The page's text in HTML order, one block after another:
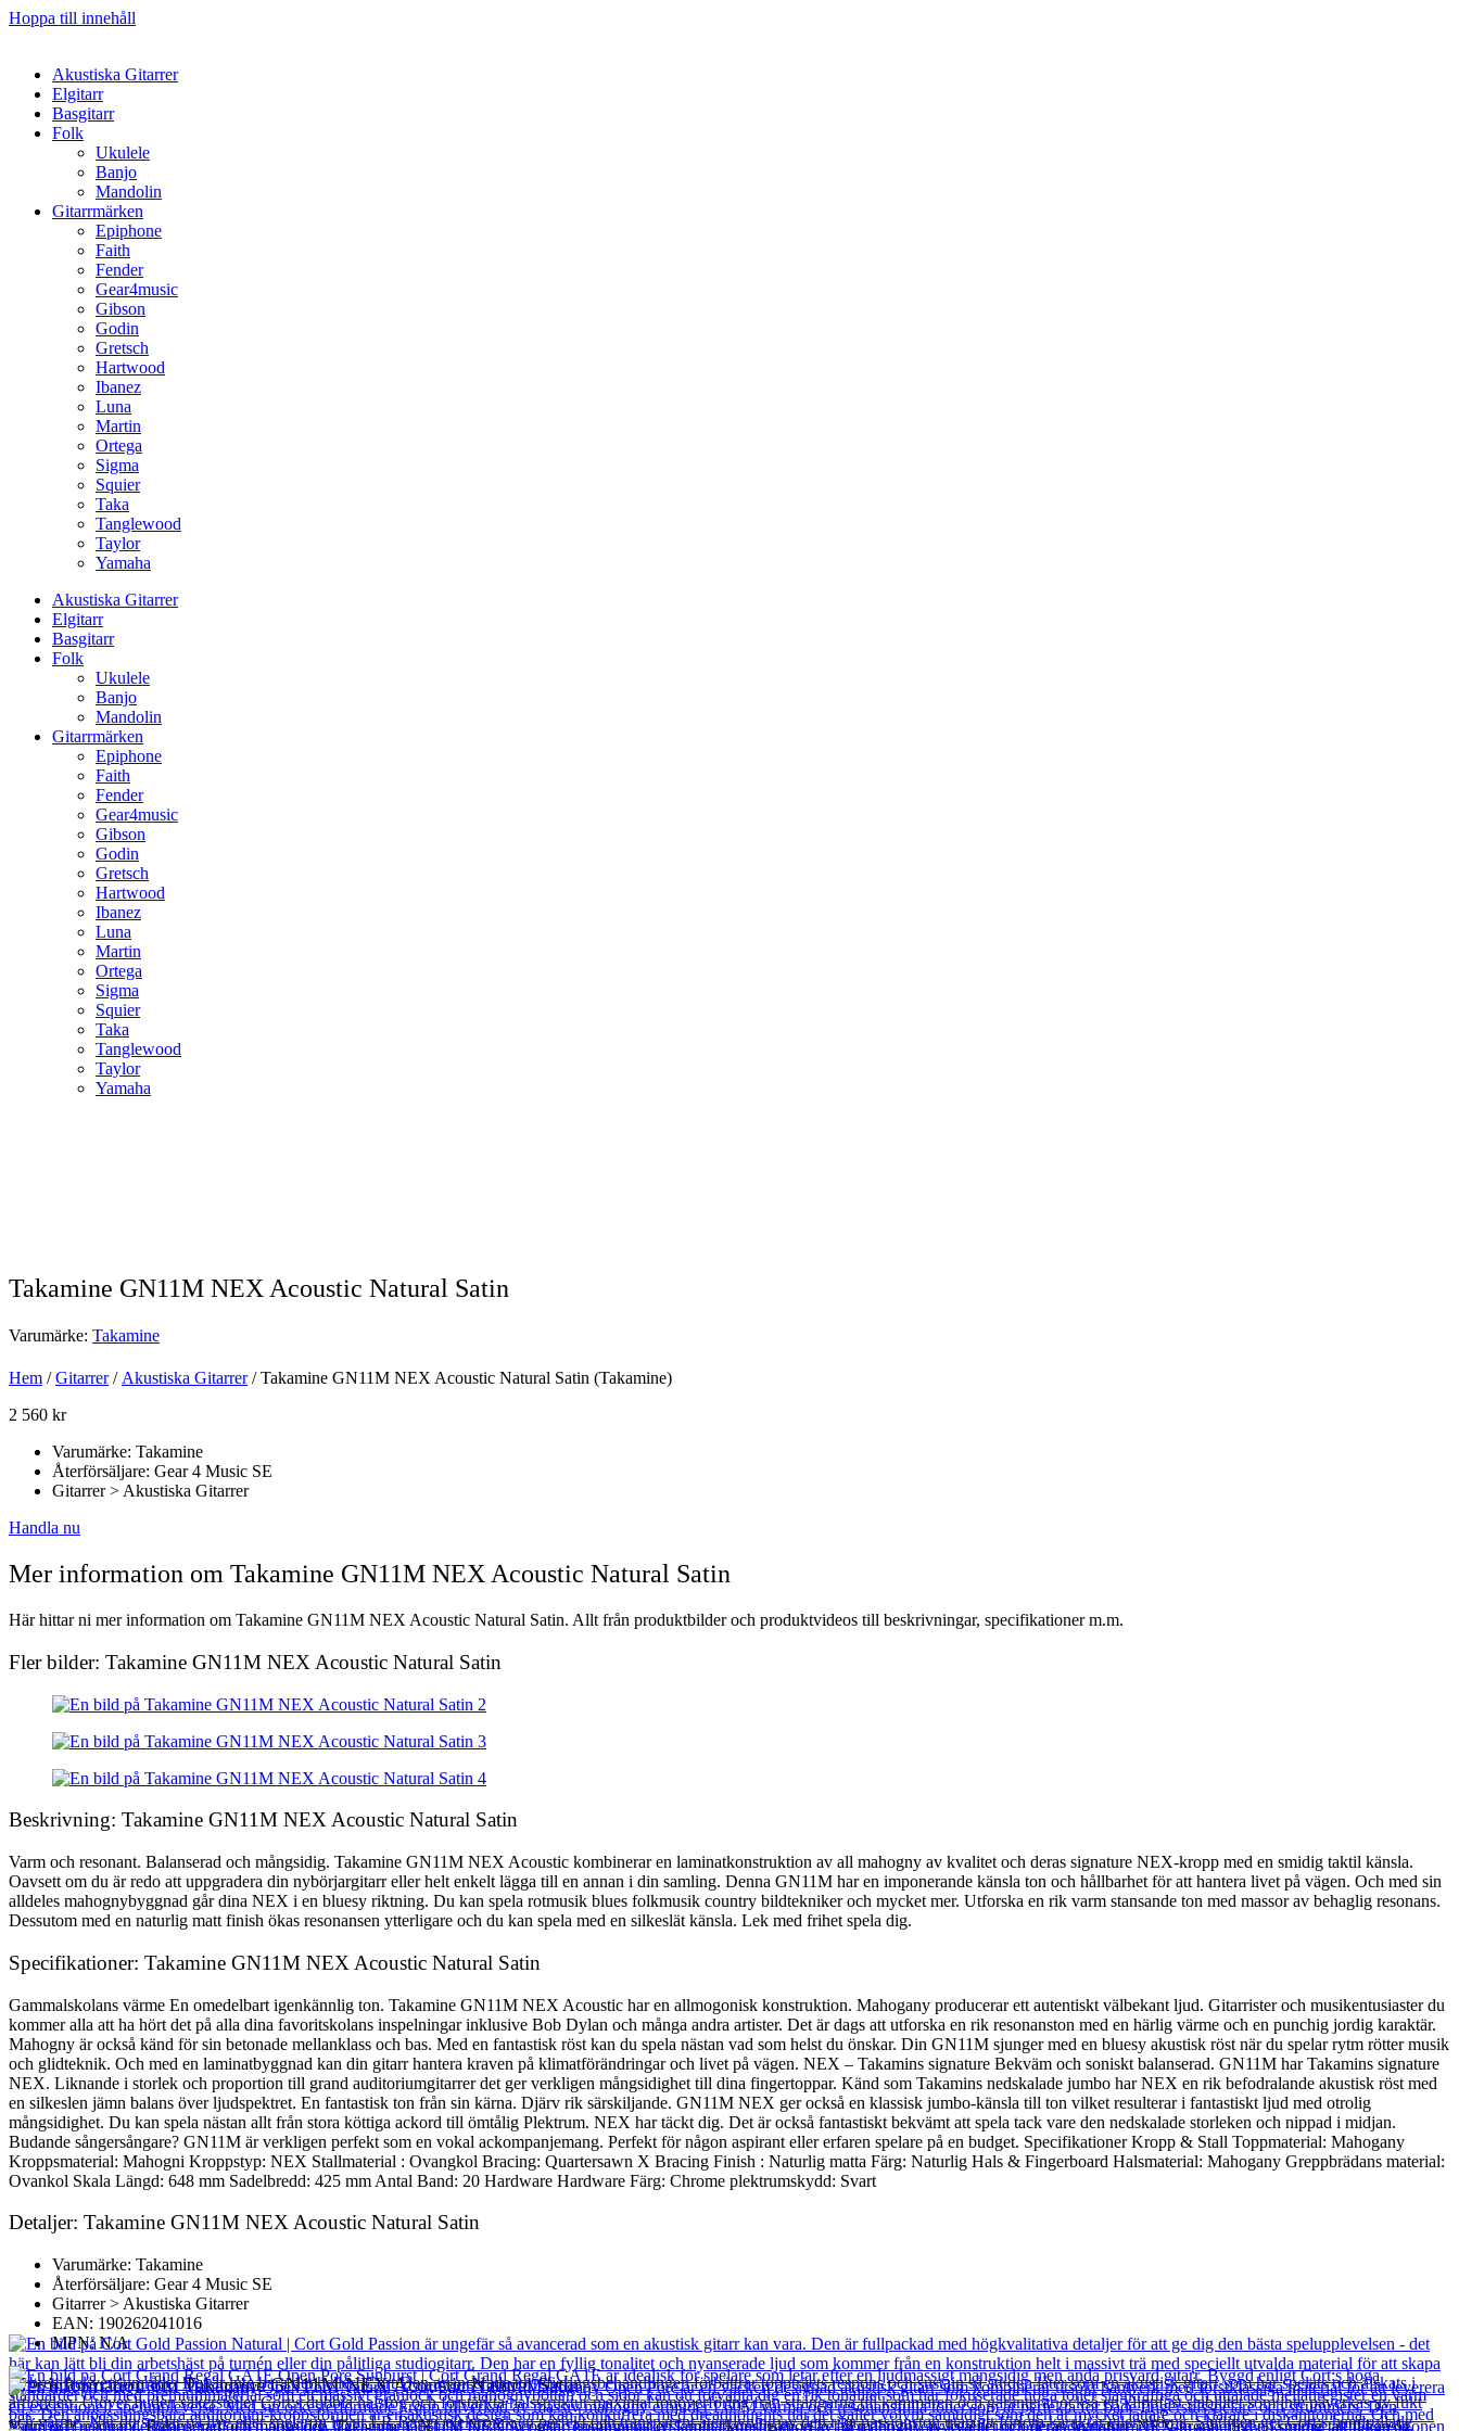
Hoppa till innehåll
Akustiska Gitarrer
Elgitarr
Basgitarr
Folk
Ukulele
Banjo
Mandolin
Gitarrmärken
Epiphone
Faith
Fender
Gear4music
Gibson
Godin
Gretsch
Hartwood
Ibanez
Luna
Martin
Ortega
Sigma
Squier
Taka
Tanglewood
Taylor
Yamaha
Akustiska Gitarrer
Elgitarr
Basgitarr
Folk
Ukulele
Banjo
Mandolin
Gitarrmärken
Epiphone
Faith
Fender
Gear4music
Gibson
Godin
Gretsch
Hartwood
Ibanez
Luna
Martin
Ortega
Sigma
Squier
Taka
Tanglewood
Taylor
Yamaha
Takamine GN11M NEX Acoustic Natural Satin
Varumärke: Takamine
Hem /Gitarrer/Akustiska Gitarrer/ Takamine GN11M NEX Acoustic Natural Satin (Takamine)
2 560 kr
Varumärke: Takamine
Återförsäljare: Gear 4 Music SE
Gitarrer > Akustiska Gitarrer
Handla nu
Mer information om Takamine GN11M NEX Acoustic Natural Satin
Här hittar ni mer information om Takamine GN11M NEX Acoustic Natural Satin. Allt från produktbilder och produktvideos till beskrivningar, specifikationer m.m.
Fler bilder: Takamine GN11M NEX Acoustic Natural Satin
Beskrivning: Takamine GN11M NEX Acoustic Natural Satin
Varm och resonant. Balanserad och mångsidig. Takamine GN11M NEX Acoustic kombinerar en laminatkonstruktion av all mahogny av kvalitet och deras signature NEX-kropp med en smidig taktil känsla.
Oavsett om du är redo att uppgradera din nybörjargitarr eller helt enkelt lägga till en annan i din samling. Denna GN11M har en imponerande känsla ton och hållbarhet för att hantera livet på vägen. Och med sin
alldeles mahognybyggnad går dina NEX i en bluesy riktning. Du kan spela rotmusik blues folkmusik country bildtekniker och mycket mer. Utforska en rik varm stansande ton med massor av behaglig resonans.
Dessutom med en naturlig matt finish ökas resonansen ytterligare och du kan spela med en silkeslät känsla. Lek med frihet spela dig.
Specifikationer: Takamine GN11M NEX Acoustic Natural Satin
Gammalskolans värme En omedelbart igenkännlig ton. Takamine GN11M NEX Acoustic har en allmogonisk konstruktion. Mahogany producerar ett autentiskt välbekant ljud. Gitarrister och musikentusiaster du
kommer alla att ha hört det på alla dina favoritskolans inspelningar inklusive Bob Dylan och många andra artister. Det är dags att utforska en rik resonanston med en härlig värme och en punchig jordig karaktär.
Mahogny är också känd för sin betonade mellanklass och bas. Med en fantastisk röst kan du spela nästan vad som helst du önskar. Din GN11M sjunger med en bluesy akustisk röst när du spelar rytm rötter musik
och glidteknik. Och med en laminatbyggnad kan din gitarr hantera kraven på klimatförändringar och livet på vägen. NEX – Takamins signature Bekväm och soniskt balanserad. GN11M har Takamins signature
NEX. Liknande i storlek och proportion till grand auditoriumgitarrer det ger verkligen mångsidighet till dina fingertoppar. Känd som Takamins nedskalade jumbo har NEX en rik befodralande akustisk röst med
en silkeslen jämn balans över ljudspektret. En fantastisk ton från sin kärna. Djärv rik särskiljande. GN11M NEX ger också en klassisk jumbo-känsla till ton vilket resulterar i fantastiskt ljud med otrolig
mångsidighet. Du kan spela nästan allt från stora köttiga ackord till ömtålig Plektrum. NEX har täckt dig. Det är också fantastiskt bekvämt att spela tack vare den nedskalade storleken och nippad i midjan.
Budande sångersångare? GN11M är verkligen perfekt som en vokal ackompanjemang. Perfekt för någon aspirant eller erfaren spelare på en budget. Specifikationer Kropp & Stall Toppmaterial: Mahogany
Kroppsmaterial: Mahogni Kroppstyp: NEX Stallmaterial : Ovangkol Bracing: Quartersawn X Bracing Finish : Naturlig matta Färg: Naturlig Hals & Fingerboard Halsmaterial: Mahogany Greppbrädans material:
Ovankol Skala Längd: 648 mm Sadelbredd: 425 mm Antal Band: 20 Hardware Hardware Färg: Chrome plektrumskydd: Svart
Detaljer: Takamine GN11M NEX Acoustic Natural Satin
Varumärke: Takamine
Återförsäljare: Gear 4 Music SE
Gitarrer > Akustiska Gitarrer
EAN: 190262041016
MPN: N/A
Mer information om Takamine GN11M NEX Acoustic Natural Satin
Varm och resonant. Balanserad och mångsidig. Takamine GN11M NEX Acoustic kombinerar en laminatkonstruktion av all mahogny av kvalitet och deras signature NEX-kropp med en smidig taktil känsla.